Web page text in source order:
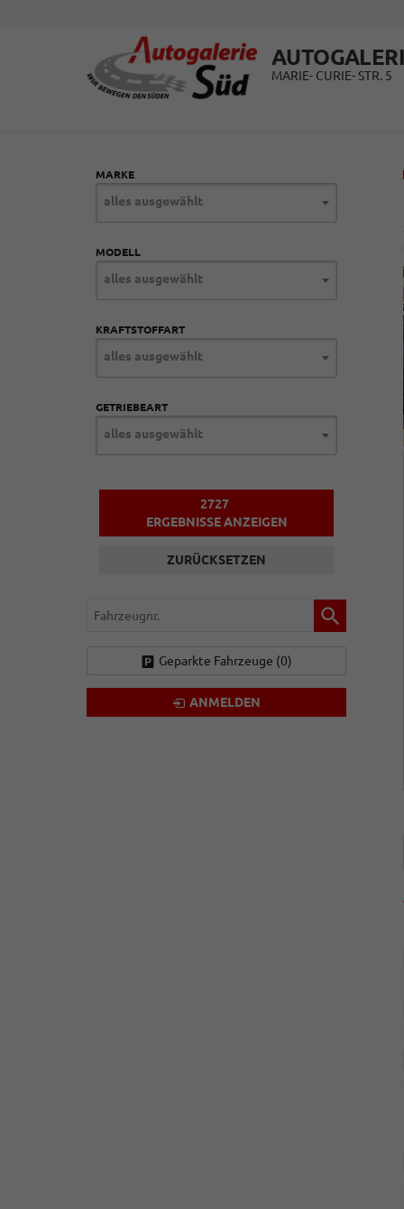
MARIE- CURIE- STR. 5
MARKE
alles ausgewählt
MODELL
alles ausgewählt
KRAFTSTOFFART
alles ausgewählt
GETRIEBEART
alles ausgewählt
2727
ERGEBNISSE ANZEIGEN
ZURÜCKSETZEN
Fahrzeugnr.
Geparkte Fahrzeuge (0)
ANMELDEN